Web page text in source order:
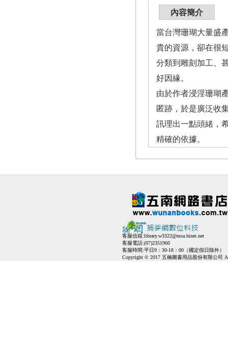
內容簡介
當台灣珊瑚大量盛
貴的資源，卻在很
分類到雕刻加工、
好因緣。
由於作者浸淫珊瑚
匿跡，於是廣泛收
訊理出一點頭緒，
精確的依據。
客服信箱:library.w3322@msa.hinet.net
客服電話:(07)2351960
客服時間:平日9：30-18：00（國定假日除外）
Copyright © 2017 五楠圖書用品股份有限公司